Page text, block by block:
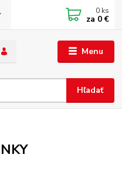
Menu
Hľadať
0 ks
za 0 €